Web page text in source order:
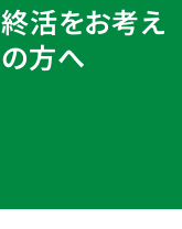
終活をお考え
の方へ